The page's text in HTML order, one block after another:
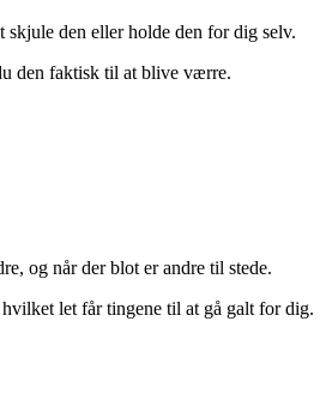
skjule den eller holde den for dig selv.
den faktisk til at blive værre.
og når der blot er andre til stede.
let får tingene til at gå galt for dig.